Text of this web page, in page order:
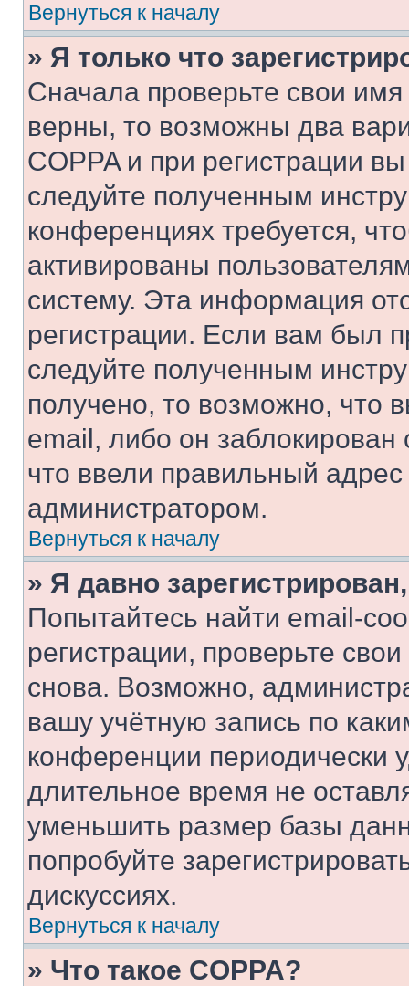
Вернуться к началу
» Я только что
Сначала проверьте свои
верны, то возможны два
COPPA и при регистрации
следуйте полученным
конференциях требуется,
активированы
систему. Эта информация
регистрации. Если вам был
следуйте полученным
получено, то возможно, что
email, либо он
что ввели правильный адрес
администратором.
Вернуться к началу
» Я давно
Попытайтесь найти email-
регистрации, проверьте
снова. Возможно,
вашу учётную запись по
конференции периодически
длительное время не
уменьшить размер базы
попробуйте
дискуссиях.
Вернуться к началу
» Что такое COPPA?